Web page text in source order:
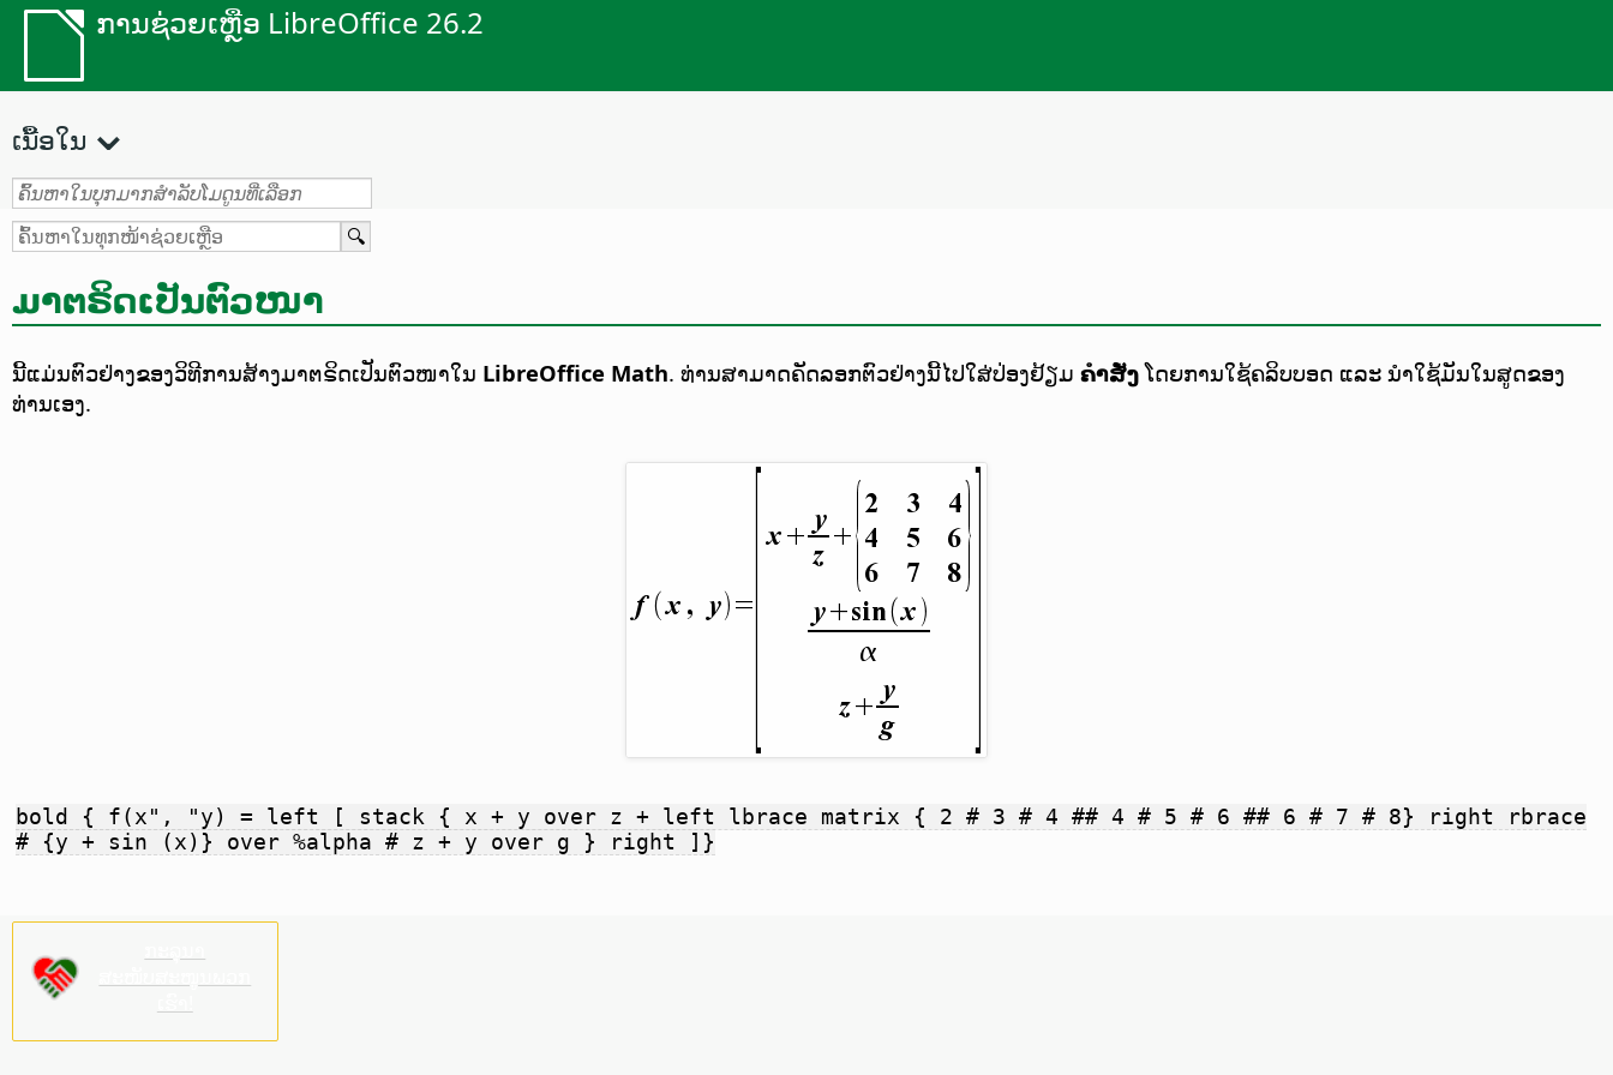
ການຊ່ວຍເຫຼືອ LibreOffice 26.2
ເນື້ອໃນ
ມາຕຣິດເປັນຕົວໜາ
ນີ້ແມ່ນຕົວຢ່າງຂອງວິທີການສ້າງມາຕຣິດເປັນຕົວໜາໃນ LibreOffice Math. ທ່ານສາມາດຄັດລອກຕົວຢ່າງນີ້ໄປໃສ່ປ່ອງຢ້ຽມ ຄຳສັ່ງໂດຍການໃຊ້ຄລິບບອດ ແລະ ນຳໃຊ້ມັນໃນສູດຂອງ
ທ່ານເອງ.
bold { f(x", "y) = left [ stack { x + y over z + left lbrace matrix { 2 # 3 # 4 ## 4 # 5 # 6 ## 6 # 7 # 8} right rbrace
# {y + sin (x)} over %alpha # z + y over g } right ]}